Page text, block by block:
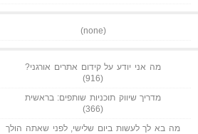
(none)
מה אני יודע על קידום אתרים אורגני?
(916)
מדריך שיווק תוכניות שותפים: בראשית
(366)
מה בא לך לעשות ביום שלישי, לפני שאתה הולך